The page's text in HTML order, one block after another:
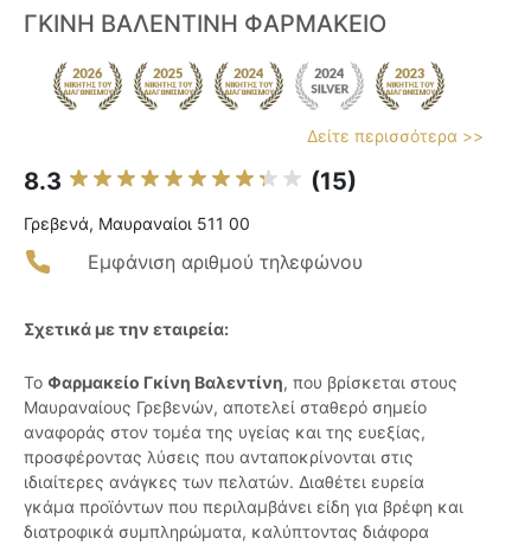
ΓΚΙΝΗ ΒΑΛΕΝΤΙΝΗ ΦΑΡΜΑΚΕΙΟ
Δείτε περισσότερα >>
8.3 (15)
Γρεβενά, Μαυραναίοι 511 00
Εμφάνιση αριθμού τηλεφώνου
Σχετικά με την εταιρεία:
Το Φαρμακείο Γκίνη Βαλεντίνη, που βρίσκεται στους
Μαυραναίους Γρεβενών, αποτελεί σταθερό σημείο
αναφοράς στον τομέα της υγείας και της ευεξίας,
προσφέροντας λύσεις που ανταποκρίνονται στις
ιδιαίτερες ανάγκες των πελατών. Διαθέτει ευρεία
γκάμα προϊόντων που περιλαμβάνει είδη για βρέφη και
διατροφικά συμπληρώματα, καλύπτοντας διάφορα